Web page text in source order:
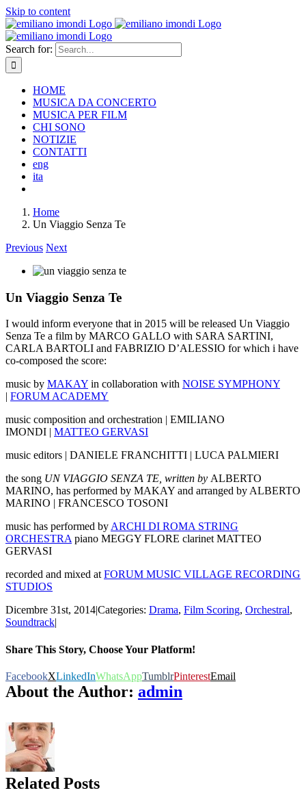
Skip to content
Search for:
HOME
MUSICA DA CONCERTO
MUSICA PER FILM
CHI SONO
NOTIZIE
CONTATTI
eng
ita
Home
Un Viaggio Senza Te
Previous Next
Un Viaggio Senza Te
I would inform everyone that in 2015 will be released Un Viaggio
Senza Te a film by MARCO GALLO with SARA SARTINI,
CARLA BARTOLI and FABRIZIO D’ALESSIO for which i have
co-composed the score:
music by MAKAY in collaboration with NOISE SYMPHONY
| FORUM ACADEMY
music composition and orchestration | EMILIANO
IMONDI | MATTEO GERVASI
music editors | DANIELE FRANCHITTI | LUCA PALMIERI
the song UN VIAGGIO SENZA TE, written by ALBERTO
MARINO, has performed by MAKAY and arranged by ALBERTO
MARINO | FRANCESCO TOSONI
music has performed byARCHI DI ROMA STRING
ORCHESTRApiano MEGGY FLORE clarinet MATTEO
GERVASI
recorded and mixed atFORUM MUSIC VILLAGE RECORDING
STUDIOS
Dicembre 31st, 2014|Categories: Drama, Film Scoring, Orchestral,
Soundtrack|
Share This Story, Choose Your Platform!
FacebookXLinkedInWhatsAppTumblrPinterestEmail
About the Author: admin
Related Posts